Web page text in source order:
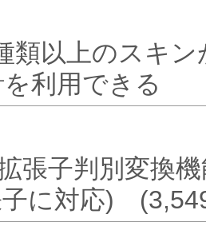
以上のスキン
を利用できる
張子判別変換
子に対応)